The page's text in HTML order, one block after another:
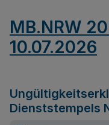
MB.NRW
10.07.2026
Dienststempels